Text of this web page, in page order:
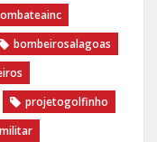
bombeirosalagoas
‪projetogolfinho‬